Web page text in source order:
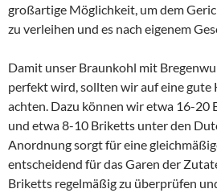
großartige Möglichkeit, um dem
zu verleihen und es nach eigenem
Damit unser Braunkohl mit
perfekt wird, sollten wir auf eine
achten. Dazu können wir etwa 16-20
und etwa 8-10 Briketts unter den
Anordnung sorgt für eine
entscheidend für das Garen der
Briketts regelmäßig zu überprüfen